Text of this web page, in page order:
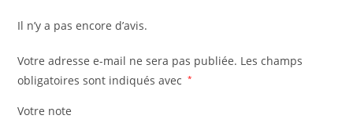
Il n’y a pas encore d’avis.
Votre adresse e-mail ne sera pas publiée. Les champs
obligatoires sont indiqués avec
*
Votre note